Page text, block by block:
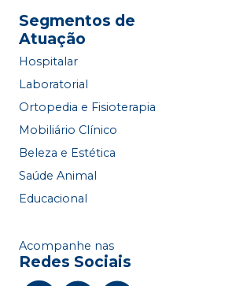
Segmentos de
Atuação
Hospitalar
Laboratorial
Ortopedia e Fisioterapia
Mobiliário Clínico
Beleza e Estética
Saúde Animal
Educacional
Acompanhe nas
Redes Sociais